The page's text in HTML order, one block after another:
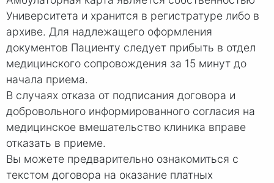
Университета и хранится в регистратуре либо в
архиве. Для надлежащего оформления
документов Пациенту следует прибыть в отдел
медицинского сопровождения за 15 минут до
начала приема.
В случаях отказа от подписания договора и
добровольного информированного согласия на
медицинское вмешательство клиника вправе
отказать в приеме.
Вы можете предварительно ознакомиться с
текстом договора на оказание платных